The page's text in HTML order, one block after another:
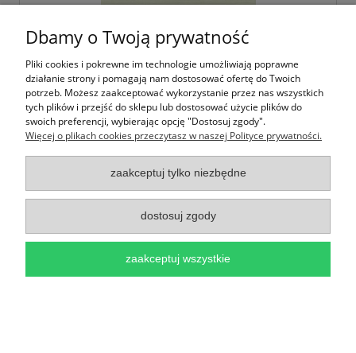
Baza do Kartek - Beżowy papier fakturowany
30x30cm - 216g Light Cappuccino
2,70 zł
do koszyka
Dbamy o Twoją prywatność
Pliki cookies i pokrewne im technologie umożliwiają poprawne
działanie strony i pomagają nam dostosować ofertę do Twoich
potrzeb. Możesz zaakceptować wykorzystanie przez nas wszystkich
tych plików i przejść do sklepu lub dostosować użycie plików do
swoich preferencji, wybierając opcję "Dostosuj zgody".
Więcej o plikach cookies przeczytasz w naszej Polityce prywatności.
zaakceptuj tylko niezbędne
dostosuj zgody
zaakceptuj wszystkie